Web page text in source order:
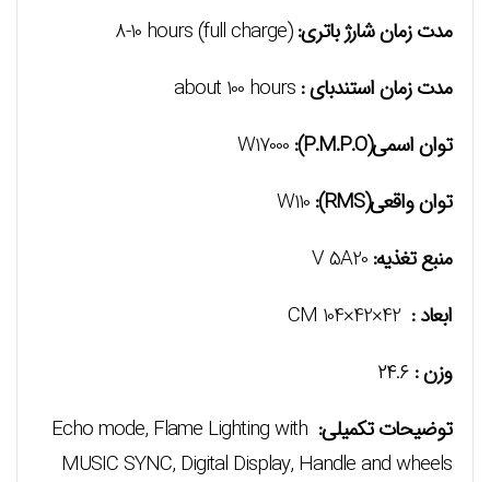
مدت زمان شارژ باتری:(full charge) 8-10 hours
مدت زمان استندبای :
توان اسمی(P.M.P.O):
توان واقعی(RMS):
منبع تغذیه:
ابعاد :
وزن :
توضیحات تکمیلی: Echo mode, Flame Lighting with
MUSIC SYNC, Digital Display, Handle and wheels